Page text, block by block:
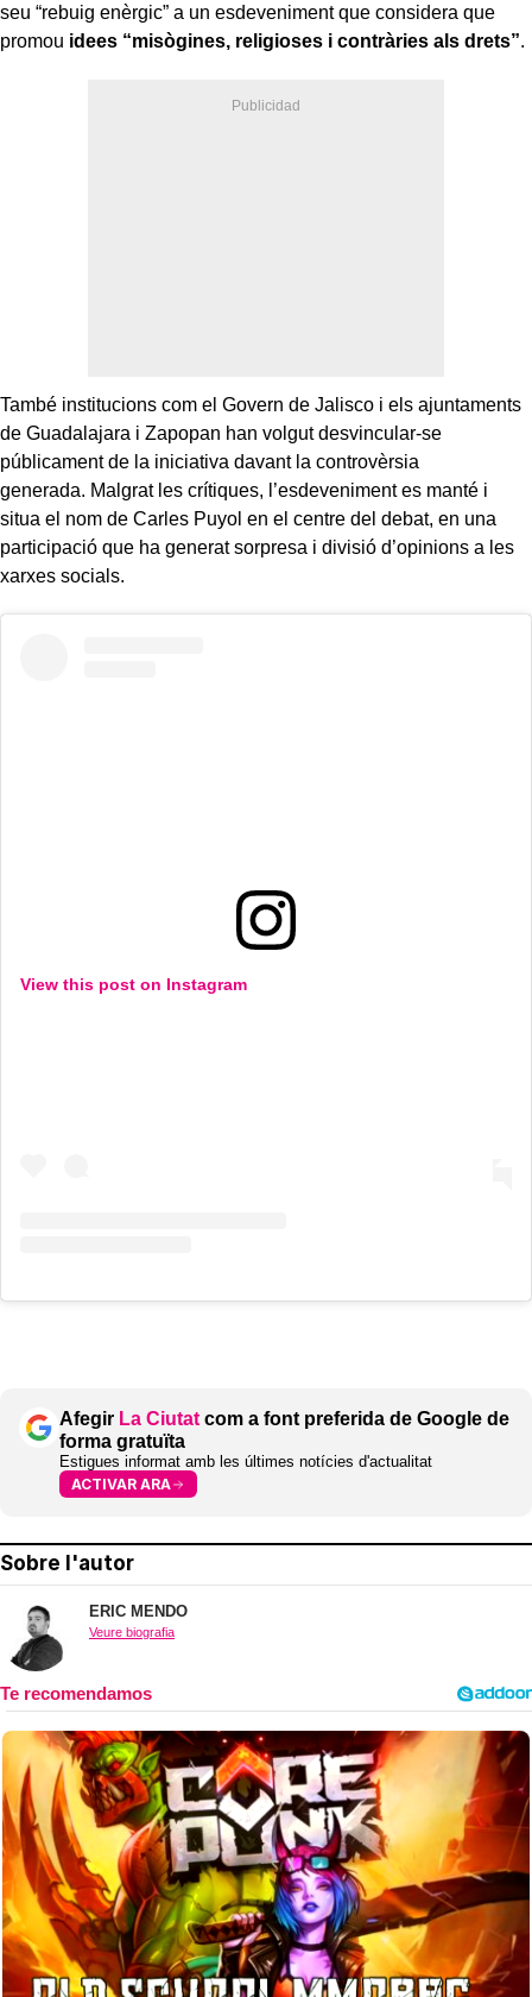
seu “rebuig enèrgic” a un esdeveniment que considera que
promou idees “misògines, religioses i contràries als drets”.
També institucions com el Govern de Jalisco i els ajuntaments
de Guadalajara i Zapopan han volgut desvincular-se
públicament de la iniciativa davant la controvèrsia
generada. Malgrat les crítiques, l’esdeveniment es manté i
situa el nom de Carles Puyol en el centre del debat, en una
participació que ha generat sorpresa i divisió d’opinions a les
xarxes socials.
View this post on Instagram
Afegir La Ciutat com a font preferida de Google de
forma gratuïta
Estigues informat amb les últimes notícies d'actualitat
ACTIVAR ARA
Sobre l'autor
ERIC MENDO
Veure biografia